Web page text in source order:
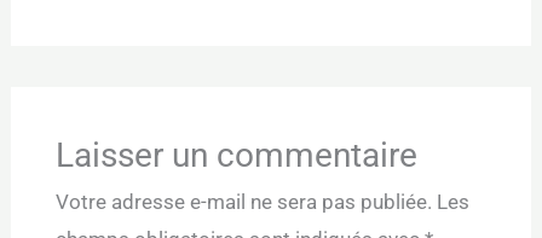
Laisser un commentaire
Votre adresse e-mail ne sera pas publiée. Les